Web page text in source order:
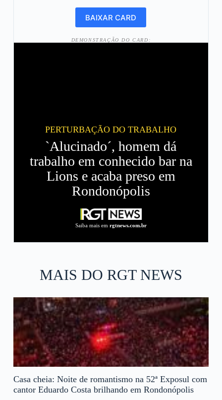
DEMONSTRAÇÃO DO CARD:
PERTURBAÇÃO DO TRABALHO
`Alucinado´, homem dá
trabalho em conhecido bar na
Lions e acaba preso em
Rondonópolis
Saiba mais em rgtnews.com.br
MAIS DO RGT NEWS
Casa cheia: Noite de romantismo na 52ª Exposul com
cantor Eduardo Costa brilhando em Rondonópolis